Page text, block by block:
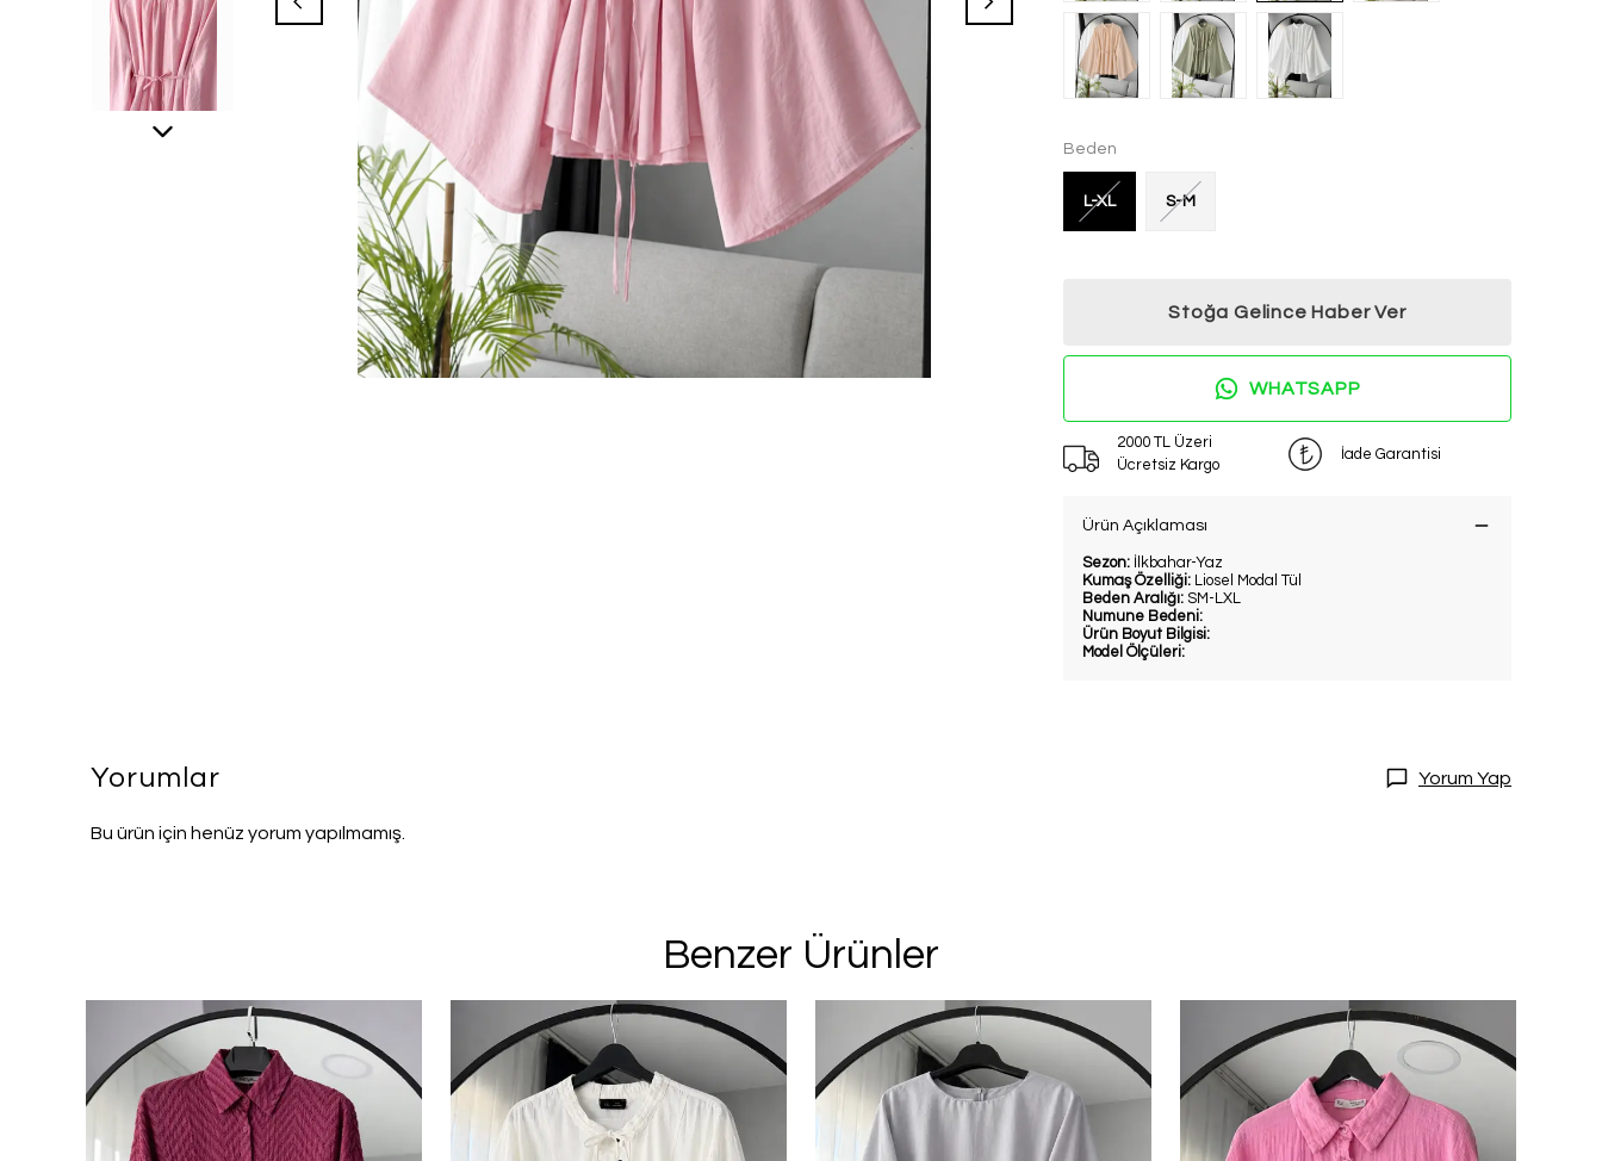
Beden
L-XL S-M
Stoğa Gelince Haber Ver
WHATSAPP
2000 TL Üzeri
Ücretsiz Kargo
İade Garantisi
Ürün Açıklaması
Sezon: İlkbahar-Yaz
Kumaş Özelliği: Liosel Modal Tül
Beden Aralığı: SM-LXL
Numune Bedeni:
Ürün Boyut Bilgisi:
Model Ölçüleri:
Yorumlar Yorum Yap
Bu ürün için henüz yorum yapılmamış.
Benzer ÜrünlerE-posta adresinizi girerek pazarlama ve tanıtım ile ilgili iletişim almayı kabul